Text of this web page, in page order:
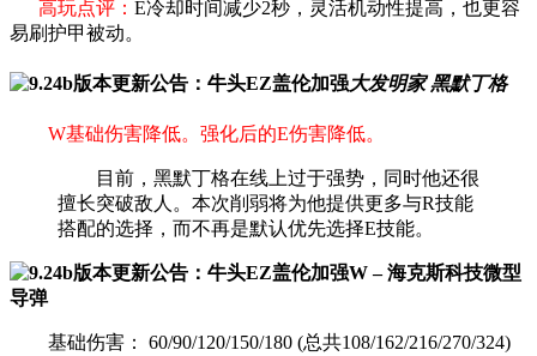
高玩点评： E冷却时间减少2秒，灵活机动性提高，也更容
易刷护甲被动。
大发明家 黑默丁格
W基础伤害降低。强化后的E伤害降低。
目前，黑默丁格在线上过于强势，同时他还很
擅长突破敌人。本次削弱将为他提供更多与R技能
搭配的选择，而不再是默认优先选择E技能。
W – 海克斯科技微型
导弹
基础伤害： 60/90/120/150/180 (总共108/162/216/270/324)